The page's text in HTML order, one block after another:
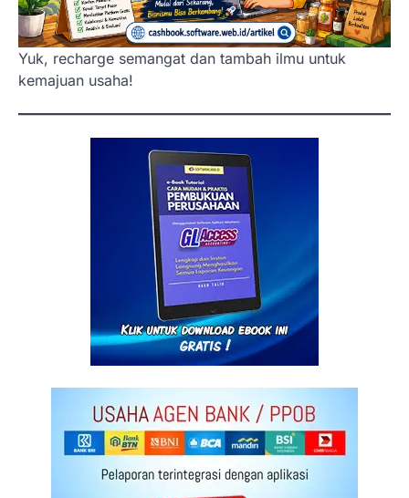
Yuk, recharge semangat dan tambah ilmu untuk
kemajuan usaha!